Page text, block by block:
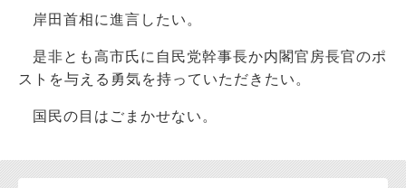
岸田首相に進言したい。
是非とも高市氏に自民党幹事長か内閣官房長官のポ
ストを与える勇気を持っていただきたい。
国民の目はごまかせない。